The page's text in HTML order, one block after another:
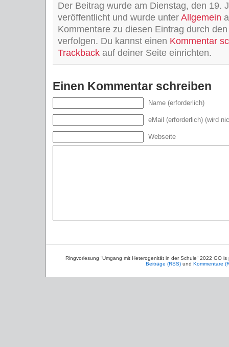
Der Beitrag wurde am Dienstag, den 19.
veröffentlicht und wurde unter Allgemein
Kommentare zu diesen Eintrag durch
verfolgen. Du kannst einen Kommentar
Trackback auf deiner Seite einrichten.
Einen Kommentar schreiben
Name (erforderlich)
eMail (erforderlich) (wird
Webseite
Ringvorlesung “Umgang mit Heterogenität in der Schule“ 2022 GO
Beiträge (RSS)und Kommentare